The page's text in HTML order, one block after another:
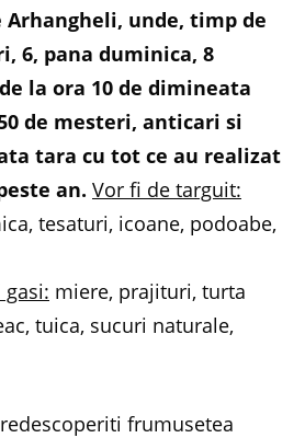
unde, timp de
6, pana duminica, 8
la ora 10 de dimineata
de mesteri, anticari si
tara cu tot ce au realizat
an. Vor fi de targuit:
tesaturi, icoane, podoabe,
miere, prajituri, turta
tuica, sucuri naturale,
frumusetea